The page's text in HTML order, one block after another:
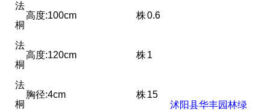
法
桐
高度:100cm 株0.6
沭阳县华丰园林绿
法
桐
高度:120cm 株1
法
桐
胸径:4cm 株15